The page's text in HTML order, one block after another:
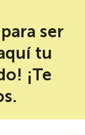
ser
tu
¡Te